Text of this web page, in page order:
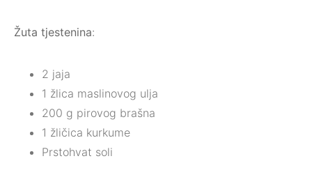
Žuta tjestenina:
2 jaja
1 žlica maslinovog ulja
200 g pirovog brašna
1 žličica kurkume
Prstohvat soli